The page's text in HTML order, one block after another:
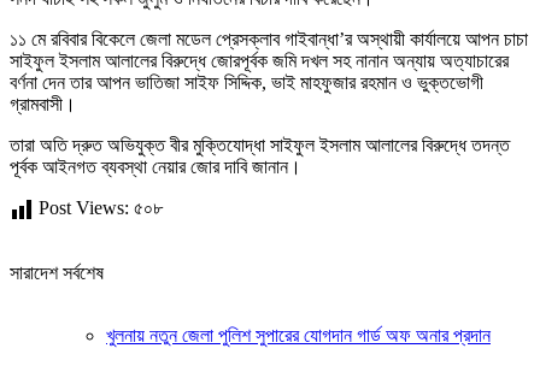
১১ মে রবিবার বিকেলে জেলা মডেল প্রেসক্লাব গাইবান্ধা’র অস্থায়ী কার্যালয়ে আপন চাচা
সাইফুল ইসলাম আলালের বিরুদ্ধে জোরপূর্বক জমি দখল সহ নানান অন্যায় অত্যাচারের
বর্ণনা দেন তার আপন ভাতিজা সাইফ সিদ্দিক, ভাই মাহফুজার রহমান ও ভুক্তভোগী
গ্রামবাসী।
তারা অতি দ্রুত অভিযুক্ত বীর মুক্তিযোদ্ধা সাইফুল ইসলাম আলালের বিরুদ্ধে তদন্ত
পূর্বক আইনগত ব্যবস্থা নেয়ার জোর দাবি জানান।
Post Views: ৫০৮
সারাদেশ সর্বশেষ
খুলনায় নতুন জেলা পুলিশ সুপারের যোগদান গার্ড অফ অনার প্রদান